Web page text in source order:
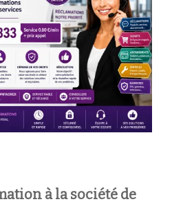
à la société de